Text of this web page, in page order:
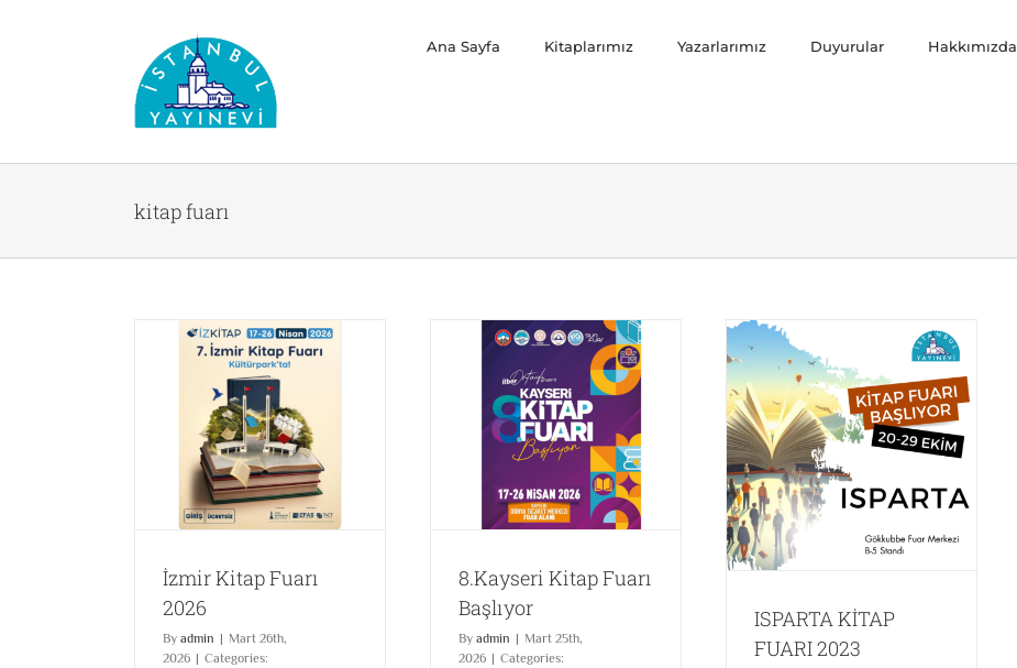
Ana Sayfa Kitaplarımız Yazarlarımız Duyurular Hakkımızda
kitap fuarı
İzmir Kitap Fuarı
2026
By admin | Mart 26th,
2026 | Categories:
8.Kayseri Kitap Fuarı
Başlıyor
Duyurular
8.Kayseri Kitap Fuarı
Başlıyor
By admin | Mart 25th,
2026 | Categories:
ISPARTA KİTAP FUARI 2023
Duyurular
ISPARTA KİTAP
FUARI 2023